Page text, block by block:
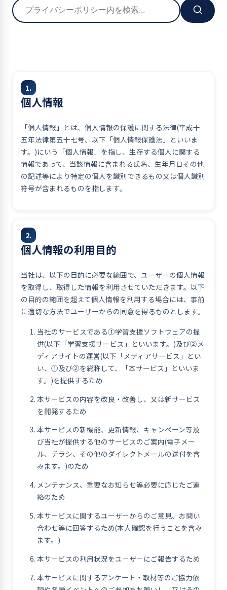
1.
個人情報
「個人情報」とは、個人情報の保護に関する法律(平成十
五年法律第五十七号、以下「個人情報保護法」といいま
す。)にいう「個人情報」を指し、生存する個人に関する
情報であって、当該情報に含まれる氏名、生年月日その他
の記述等により特定の個人を識別できるもの又は個人識別
符号が含まれるものを指します。
2.
個人情報の利用目的
当社は、以下の目的に必要な範囲で、ユーザーの個人情報
を取得し、取得した情報を利用させていただきます。以下
の目的の範囲を超えて個人情報を利用する場合には、事前
に適切な方法でユーザーからの同意を得るものとします。
当社のサービスである①学習支援ソフトウェアの提
供(以下「学習支援サービス」といいます。)及び②メ
ディアサイトの運営(以下「メディアサービス」とい
い、①及び②を総称して、「本サービス」といいま
す。)を提供するため
本サービスの内容を改良・改善し、又は新サービス
を開発するため
本サービスの新機能、更新情報、キャンペーン等及
び当社が提供する他のサービスのご案内(電子メー
ル、チラシ、その他のダイレクトメールの送付を含
みます。)のため
メンテナンス、重要なお知らせ等必要に応じたご連
絡のため
本サービスに関するユーザーからのご意見、お問い
合わせ等に回答するため(本人確認を行うことを含み
ます。)
本サービスの利用状況をユーザーにご報告するため
本サービスに関するアンケート・取材等のご協力依